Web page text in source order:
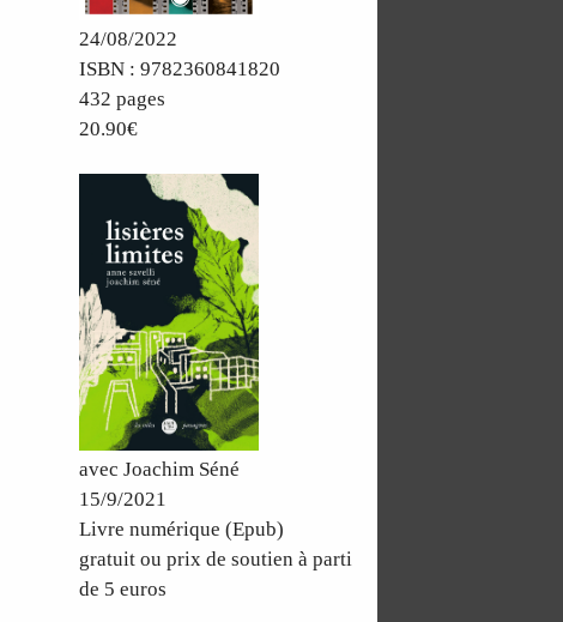
24/08/2022
ISBN : 9782360841820
432 pages
20.90€
avec Joachim Séné
15/9/2021
Livre numérique (Epub)
gratuit ou prix de soutien à parti
de 5 euros